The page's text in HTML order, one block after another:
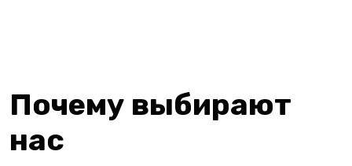
Почему выбирают
нас